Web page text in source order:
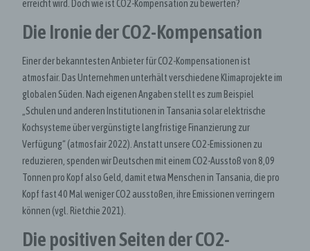
erreicht wird. Doch wie ist CO2-Kompensation zu bewerten?
Die Ironie der CO2-Kompensation
Einer der bekanntesten Anbieter für CO2-Kompensationen ist
atmosfair. Das Unternehmen unterhält verschiedene Klimaprojekte im
globalen Süden. Nach eigenen Angaben stellt es zum Beispiel
„Schulen und anderen Institutionen in Tansania solar elektrische
Kochsysteme über vergünstigte langfristige Finanzierung zur
Verfügung“ (atmosfair 2022). Anstatt unsere CO2-Emissionen zu
reduzieren, spenden wir Deutschen mit einem CO2-Ausstoß von 8,09
Tonnen pro Kopf also Geld, damit etwa Menschen in Tansania, die pro
Kopf fast 40 Mal weniger CO2 ausstoßen, ihre Emissionen verringern
können (vgl. Rietchie 2021).
Die positiven Seiten der CO2-